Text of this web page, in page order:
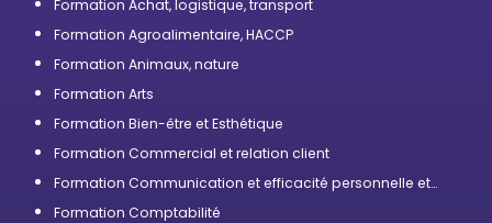
Formation Achat, logistique, transport
Formation Agroalimentaire, HACCP
Formation Animaux, nature
Formation Arts
Formation Bien-être et Esthétique
Formation Commercial et relation client
Formation Communication et efficacité personnelle et
Formation Comptabilité